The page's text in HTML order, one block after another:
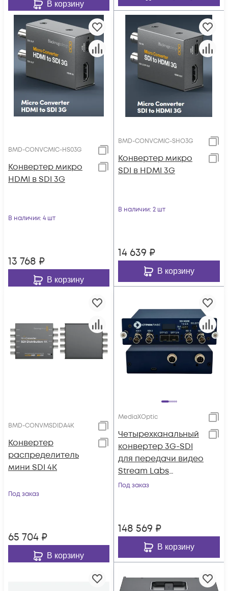
В корзину
BMD-CONVCMIC-HS03G
Конвертер микро
HDMI в SDI 3G
В наличии: 4 шт
13 768 ₽
В корзину
BMD-CONVCMIC-SHO3G
Конвертер микро
SDI в HDMI 3G
В наличии: 2 шт
14 639 ₽
В корзину
BMD-CONVMSDIDA4K
Конвертер
распределитель
мини SDI 4K
Под заказ
65 704 ₽
В корзину
MediaXOptic
Четырехканальный
конвертер 3G-SDI
для передачи видео
Stream Labs
MediaXOptic
Под заказ
148 569 ₽
В корзину